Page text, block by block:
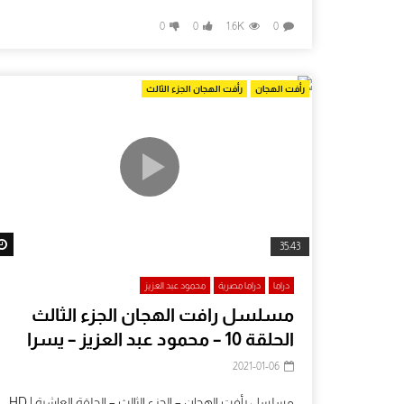
0
1.6K
0
0
رأفت الهجان رأفت الهجان الجزء الثالث
35:43
دراما دراما مصرية محمود عبد العزيز
مسلسل رافت الهجان الجزء الثالث
الحلقة 10 – محمود عبد العزيز – يسرا
2021-01-06